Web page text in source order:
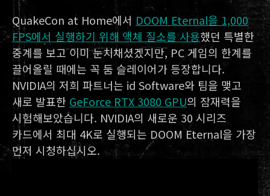
QuakeCon at Home에서 DOOM Eternal을 1,000
FPS에서 실행하기 위해 액체 질소를 사용했던 특별한
중계를 보고 이미 눈치채셨겠지만, PC 게임의 한계를
끌어올릴 때에는 꼭 둠 슬레이어가 등장합니다.
NVIDIA의 저희 파트너는 id Software와 팀을 맺고
새로 발표한 GeForce RTX 3080 GPU의 잠재력을
시험해보았습니다. NVIDIA의 새로운 30 시리즈
카드에서 최대 4K로 실행되는 DOOM Eternal을 가장
먼저 시청하십시오.